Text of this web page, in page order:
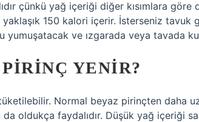
çünkü yağ içeriği diğer kısımlara göre
150 kalori içerir. İsterseniz tavuk
ve ızgarada veya tavada
YENIR?
Normal beyaz pirinçten daha
da oldukça faydalıdır. Düşük yağ içeriği